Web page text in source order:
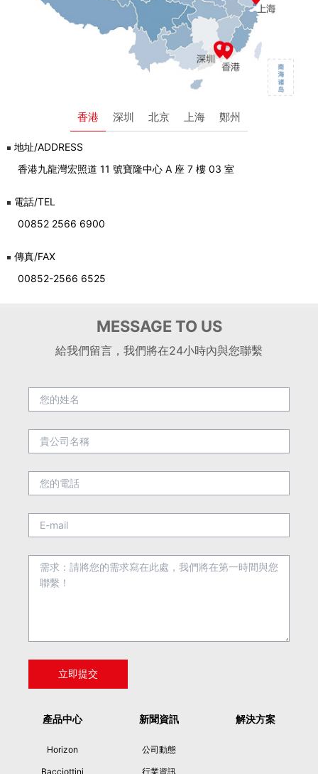
香港 深圳 北京 上海 鄭州
地址/ADDRESS
香港九龍灣宏照道 11 號寶隆中心 A 座 7 樓 03 室
電話/TEL
00852 2566 6900
傳真/FAX
00852-2566 6525
MESSAGE TO US
給我們留言，我們將在24小時內與您聯繫
產品中心
Horizon
Bacciottini
新聞資訊
公司動態
行業資訊
解決方案